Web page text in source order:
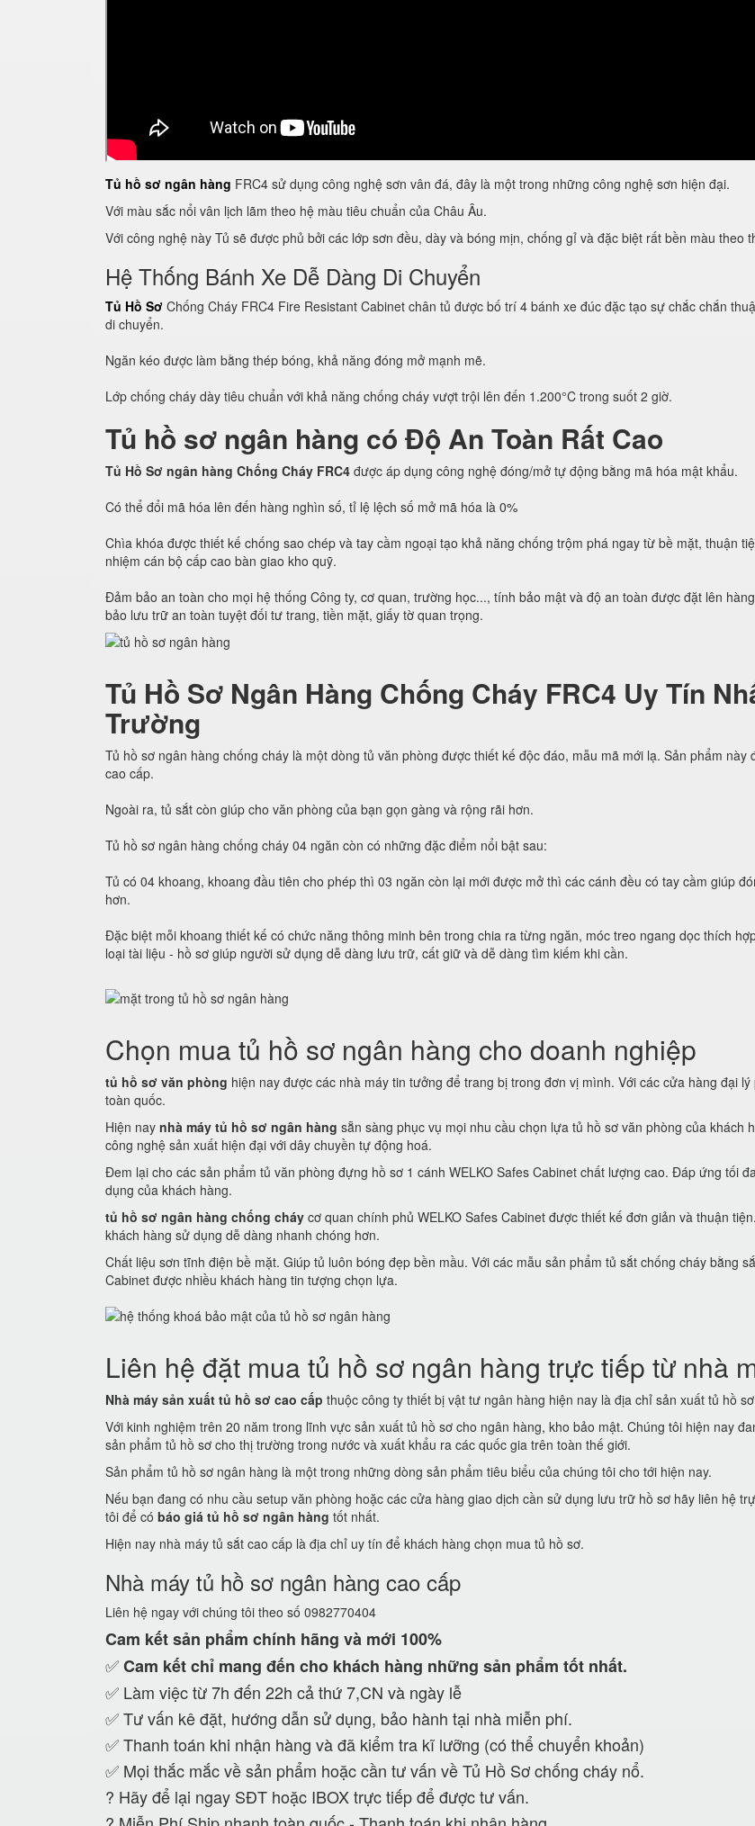
Tủ hồ sơ ngân hàng FRC4 sử dụng công nghệ sơn vân đá, đây là một trong những công nghệ sơn hiện đại.
Với màu sắc nổi vân lịch lãm theo hệ màu tiêu chuẩn của Châu Âu.
Với công nghệ này Tủ sẽ được phủ bởi các lớp sơn đều, dày và bóng mịn, chống gỉ và đặc biệt rất bền màu theo
Hệ Thống Bánh Xe Dễ Dàng Di Chuyển
Tủ Hồ Sơ Chống Cháy FRC4 Fire Resistant Cabinet chân tủ được bố trí 4 bánh xe đúc đặc tạo sự chắc chắn
di chuyển.
Ngăn kéo được làm bằng thép bóng, khả năng đóng mở mạnh mẽ.
Lớp chống cháy dày tiêu chuẩn với khả năng chống cháy vượt trội lên đến 1.200°C trong suốt 2 giờ.
Tủ hồ sơ ngân hàng có Độ An Toàn Rất Cao
Tủ Hồ Sơ ngân hàng Chống Cháy FRC4 được áp dụng công nghệ đóng/mở tự động bằng mã hóa mật khẩu.
Có thể đổi mã hóa lên đến hàng nghìn số, tỉ lệ lệch số mở mã hóa là 0%
Chìa khóa được thiết kế chống sao chép và tay cầm ngoại tạo khả năng chống trộm phá ngay từ bề mặt, thuận
nhiệm cán bộ cấp cao bàn giao kho quỹ.
Đảm bảo an toàn cho mọi hệ thống Công ty, cơ quan, trường học..., tính bảo mật và độ an toàn được đặt lên
bảo lưu trữ an toàn tuyệt đối tư trang, tiền mặt, giấy tờ quan trọng.
Tủ Hồ Sơ Ngân Hàng Chống Cháy FRC4 Uy Tín
Trường
Tủ hồ sơ ngân hàng chống cháy là một dòng tủ văn phòng được thiết kế độc đáo, mẫu mã mới lạ. Sản phẩm này
cao cấp.
Ngoài ra, tủ sắt còn giúp cho văn phòng của bạn gọn gàng và rộng rãi hơn.
Tủ hồ sơ ngân hàng chống cháy 04 ngăn còn có những đặc điểm nổi bật sau:
Tủ có 04 khoang, khoang đầu tiên cho phép thì 03 ngăn còn lại mới được mở thì các cánh đều có tay cầm giúp
hơn.
Đặc biệt mỗi khoang thiết kế có chức năng thông minh bên trong chia ra từng ngăn, móc treo ngang dọc thích
loại tài liệu - hồ sơ giúp người sử dụng dễ dàng lưu trữ, cất giữ và dễ dàng tìm kiếm khi cần.
Chọn mua tủ hồ sơ ngân hàng cho doanh nghiệp
tủ hồ sơ văn phòng hiện nay được các nhà máy tin tưởng để trang bị trong đơn vị mình. Với các cửa hàng đại lý
toàn quốc.
Hiện nay nhà máy tủ hồ sơ ngân hàng sẵn sàng phục vụ mọi nhu cầu chọn lựa tủ hồ sơ văn phòng của khách
công nghệ sản xuất hiện đại với dây chuyền tự động hoá.
Đem lại cho các sản phẩm tủ văn phòng đựng hồ sơ 1 cánh WELKO Safes Cabinet chất lượng cao. Đáp ứng tối
dụng của khách hàng.
tủ hồ sơ ngân hàng chống cháy cơ quan chính phủ WELKO Safes Cabinet được thiết kế đơn giản và thuận
khách hàng sử dụng dễ dàng nhanh chóng hơn.
Chất liệu sơn tĩnh điện bề mặt. Giúp tủ luôn bóng đẹp bền mầu. Với các mẫu sản phẩm tủ sắt chống cháy bằng
Cabinet được nhiều khách hàng tin tượng chọn lựa.
Liên hệ đặt mua tủ hồ sơ ngân hàng trực tiếp từ nhà
Nhà máy sản xuất tủ hồ sơ cao cấp thuộc công ty thiết bị vật tư ngân hàng hiện nay là địa chỉ sản xuất tủ hồ
Với kinh nghiệm trên 20 năm trong lĩnh vực sản xuất tủ hồ sơ cho ngân hàng, kho bảo mật. Chúng tôi hiện nay
sản phẩm tủ hồ sơ cho thị trường trong nước và xuất khẩu ra các quốc gia trên toàn thế giới.
Sản phẩm tủ hồ sơ ngân hàng là một trong những dòng sản phẩm tiêu biểu của chúng tôi cho tới hiện nay.
Nếu bạn đang có nhu cầu setup văn phòng hoặc các cửa hàng giao dịch cần sử dụng lưu trữ hồ sơ hãy liên hệ
tôi để có báo giá tủ hồ sơ ngân hàng tốt nhất.
Hiện nay nhà máy tủ sắt cao cấp là địa chỉ uy tín để khách hàng chọn mua tủ hồ sơ.
Nhà máy tủ hồ sơ ngân hàng cao cấp
Liên hệ ngay với chúng tôi theo số 0982770404
Cam kếtsản phẩm chính hãng và mới 100%
✅Cam kếtchỉ mang đến cho khách hàng những sản phẩm tốt nhất.
✅ Làm việc từ 7h đến 22h cả thứ 7,CN và ngày lễ
✅ Tư vấn kê đặt, hướng dẫn sử dụng, bảo hành tại nhà miễn phí.
✅ Thanh toán khi nhận hàng và đã kiểm tra kĩ lưỡng (có thể chuyển khoản)
✅ Mọi thắc mắc về sản phẩm hoặc cần tư vấn về Tủ Hồ Sơ chống cháy nổ.
? Hãy để lại ngay SĐT hoặc IBOX trực tiếp để được tư vấn.